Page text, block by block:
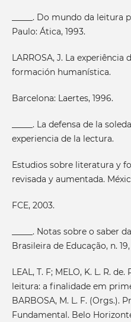
_____. Do mundo da
Paulo: Ática, 1993.
LARROSA, J. La experiência
formación humanística.
Barcelona: Laertes, 1996.
_____. La defensa de la
experiencia de la lectura.
Estudios sobre literatura y
revisada y aumentada.
FCE, 2003.
_____. Notas sobre o saber
Brasileira de Educação, n.
LEAL, T. F; MELO, K. L. R.
leitura: a finalidade em
BARBOSA, M. L. F. (Orgs.).
Fundamental. Belo